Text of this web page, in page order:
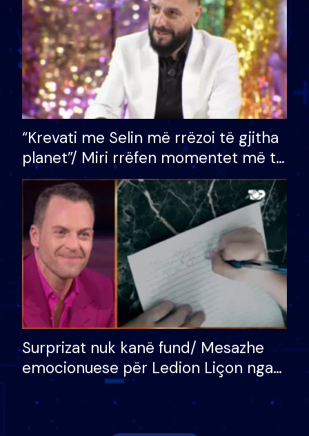
“Krevati me Selin më rrëzoi të gjitha
planet”/ Miri rrëfen momentet më të
bukura në shtëpinë e BB VIP: Do më
mungojë zilja e mëngjesit kur…
Surprizat nuk kanë fund/ Mesazhe
emocionuese për Ledion Liçon nga
nëna dhe fëmijët e tij, moderatori
nuk i mban dot lotët: Nuk meritoj…